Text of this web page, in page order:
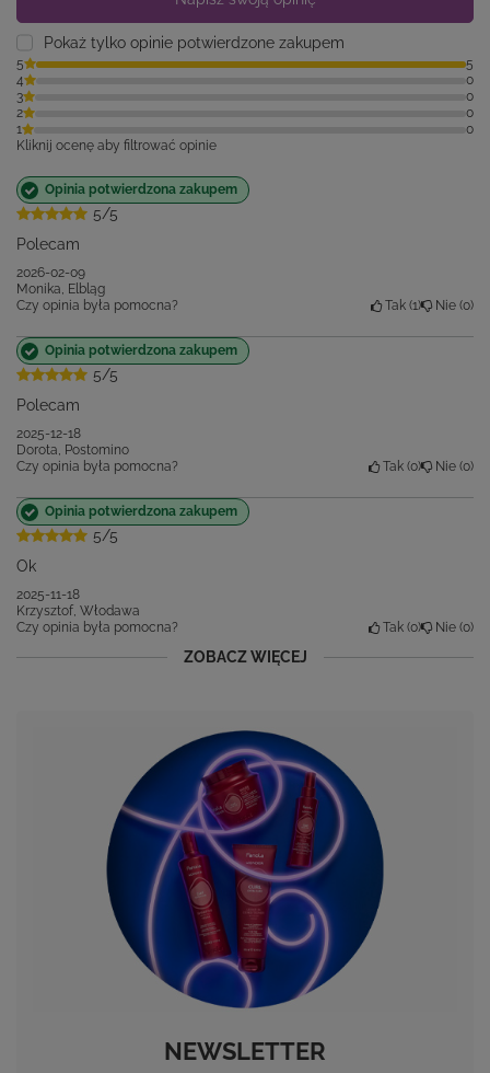
Pokaż tylko opinie potwierdzone zakupem
5
5
4
0
3
0
2
0
1
0
Kliknij ocenę aby filtrować opinie
5/5
Opinia potwierdzona zakupem
Polecam
2026-02-09
Monika, Elbląg
Czy opinia była pomocna?
Tak 1 Nie 0
5/5
Opinia potwierdzona zakupem
Polecam
2025-12-18
Dorota, Postomino
Czy opinia była pomocna?
Tak 0 Nie 0
5/5
Opinia potwierdzona zakupem
Ok
2025-11-18
Krzysztof, Włodawa
Czy opinia była pomocna?
Tak 0 Nie 0
ZOBACZ WIĘCEJ
NEWSLETTER